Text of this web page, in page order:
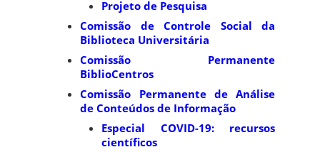
Projeto de Pesquisa
Comissão de Controle Social da
Biblioteca Universitária
Comissão Permanente
BiblioCentros
Comissão Permanente de Análise
de Conteúdos de Informação
Especial COVID-19: recursos
científicos